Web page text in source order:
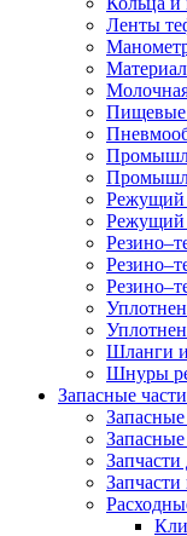
Ленты
Пищевые
Режущий
Режущий
Шланги
Шнуры
Запасные
Запчасти